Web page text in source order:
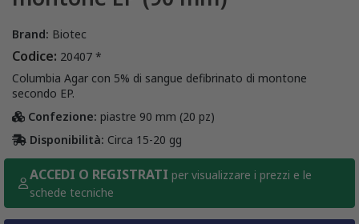
Brand: Biotec
Codice: 20407 *
Columbia Agar con 5% di sangue defibrinato di montone
secondo EP.
Confezione: piastre 90 mm (20 pz)
Disponibilità: Circa 15-20 gg
ACCEDI O REGISTRATI per visualizzare i prezzi e le
schede tecniche